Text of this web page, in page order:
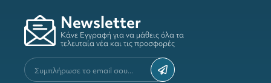
Newsletter
Κάνε Εγγραφή για να μάθεις όλα τα
τελευταία νέα και τις προσφορές